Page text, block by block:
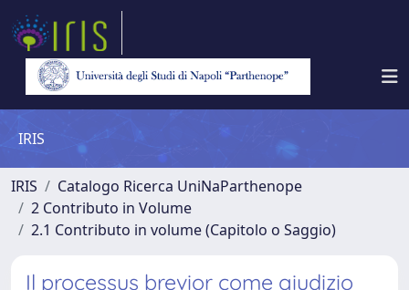
IRIS
IRIS
Catalogo Ricerca UniNaParthenope
2 Contributo in Volume
2.1 Contributo in volume (Capitolo o Saggio)
Il processus brevior come giudizio